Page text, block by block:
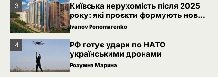
3
Київська нерухомість після 2025
року: які проєкти формують новий
вигляд столиці
Ivanov Ponomarenko
4
РФ готує удари по НАТО
українськими дронами
Розумна Марина